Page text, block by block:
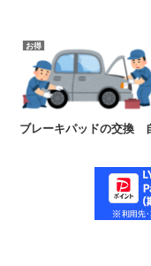
お得
ブレーキパッドの交換